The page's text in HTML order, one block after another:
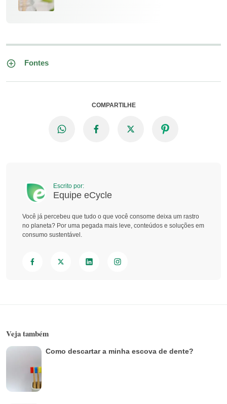
Fontes
COMPARTILHE
Escrito por:
Equipe eCycle
Você já percebeu que tudo o que você consome deixa um rastro
no planeta? Por uma pegada mais leve, conteúdos e soluções em
consumo sustentável.
Veja também
Como descartar a minha escova de dente?